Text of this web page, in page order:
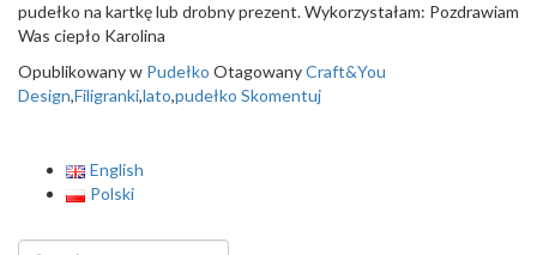
n
pudełko na kartkę lub drobny prezent. Wykorzystałam: Pozdrawiam
Was ciepło Karolina
Opublikowany w Pudełko OtagowanyCraft&You
Design,Filigranki,lato,pudełko Skomentuj
English
Polski